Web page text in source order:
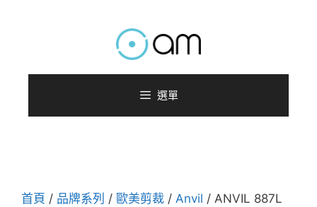
選單
首頁 / 品牌系列 / 歐美剪裁 / Anvil / ANVIL 887L